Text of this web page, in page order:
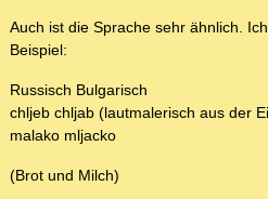
Auch ist die Sprache sehr ähnlich.
Beispiel:
Russisch Bulgarisch
chljeb chljab (lautmalerisch aus der
malako mljacko
(Brot und Milch)